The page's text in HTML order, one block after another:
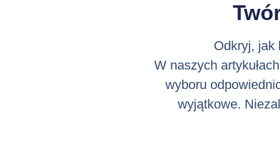
Odkryj, jak
W naszych
wyboru
wyjątkowe.